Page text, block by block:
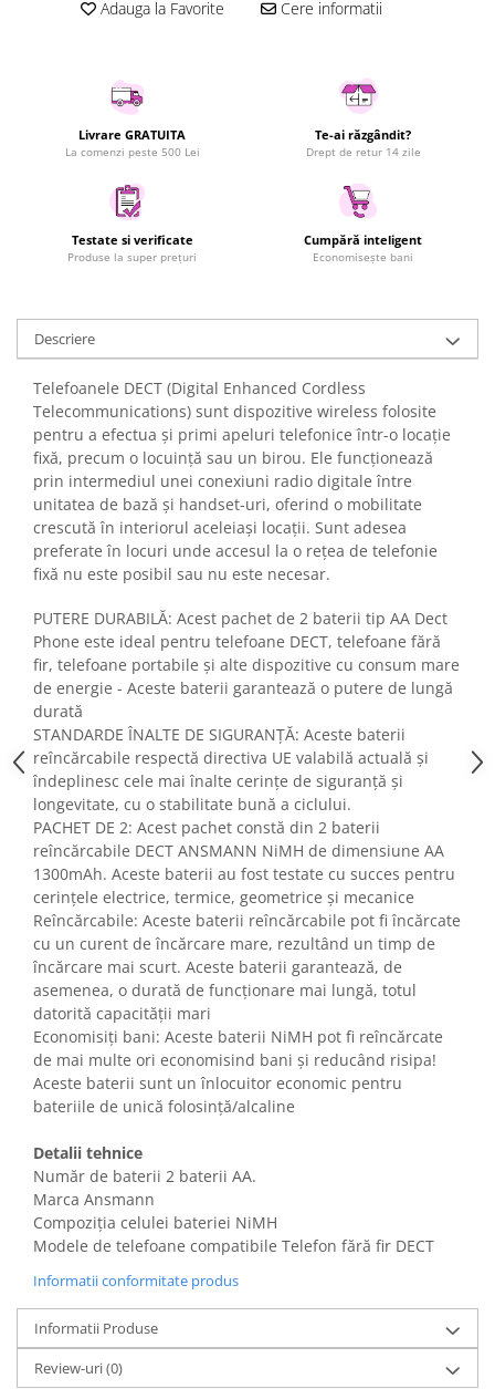
Laptop, Tablete & Telefoane
Accesorii tablete
Laptopuri si Accesorii
Wearable & Gadgeturi
Electrocasnice & Climatizare
Accesorii si piese masini spalat
Accesorii si piese masini spalat
vase
Aparate Frigorifice
Aparate Racire Aer
Aragaze si cuptoare cu microunde
Climatizare & sisteme de incalzire
Electrocasnice pentru Bucatarie
Fiare de calcat si masini de cusut
Ingrijire Locuinta
Purificatoare de aer
Bijuterii
Ceasuri barbatesti
Ceasuri dama
Cutii, curele si accesorii ceasuri
Genti si accesorii barbati
Genti si accesorii femei
Imbracaminte barbati
Imbracaminte femei
Imbracaminte si Incaltaminte copii
Incaltaminte barbati
Incaltaminte femei
Ochelari de soare
Ochelari de vedere
Gaming, Carti & Birotica
Birotica & Papetarie
Console, Jocuri & Accesorii
Ingrijire personala & Cosmetice
Accesorii aparate hair styling
Aparate & Accesorii ingrijire
personala
Aparate cosmetice
Cosmetice si produse ingrijire
personala
Igiena dentara
Adauga la Favorite Cere informatii
Livrare GRATUITA
La comenzi peste 500 Lei
Te-ai răzgândit?
Drept de retur 14 zile
Testate si verificate
Produse la super prețuri
Cumpără inteligent
Economisește bani
Descriere
Telefoanele DECT (Digital Enhanced Cordless
Telecommunications) sunt dispozitive wireless folosite
pentru a efectua și primi apeluri telefonice într-o locație
fixă, precum o locuință sau un birou. Ele funcționează
prin intermediul unei conexiuni radio digitale între
unitatea de bază și handset-uri, oferind o mobilitate
crescută în interiorul aceleiași locații. Sunt adesea
preferate în locuri unde accesul la o rețea de telefonie
fixă nu este posibil sau nu este necesar.
PUTERE DURABILĂ: Acest pachet de 2 baterii tip AA Dect
Phone este ideal pentru telefoane DECT, telefoane fără
fir, telefoane portabile și alte dispozitive cu consum mare
de energie - Aceste baterii garantează o putere de lungă
durată
STANDARDE ÎNALTE DE SIGURANȚĂ: Aceste baterii
reîncărcabile respectă directiva UE valabilă actuală și
îndeplinesc cele mai înalte cerințe de siguranță și
longevitate, cu o stabilitate bună a ciclului.
PACHET DE 2: Acest pachet constă din 2 baterii
reîncărcabile DECT ANSMANN NiMH de dimensiune AA
1300mAh. Aceste baterii au fost testate cu succes pentru
cerințele electrice, termice, geometrice și mecanice
Reîncărcabile: Aceste baterii reîncărcabile pot fi încărcate
cu un curent de încărcare mare, rezultând un timp de
încărcare mai scurt. Aceste baterii garantează, de
asemenea, o durată de funcționare mai lungă, totul
datorită capacității mari
Economisiți bani: Aceste baterii NiMH pot fi reîncărcate
de mai multe ori economisind bani și reducând risipa!
Aceste baterii sunt un înlocuitor economic pentru
bateriile de unică folosință/alcaline
Detalii tehnice
Număr de baterii 2 baterii AA.
Marca Ansmann
Compoziția celulei bateriei NiMH
Modele de telefoane compatibile Telefon fără fir DECT
Informatii conformitate produs
Informatii Produse
Review-uri(0)